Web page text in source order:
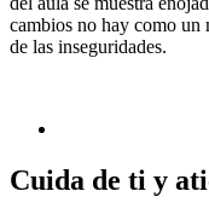
cambios no hay como un
de las inseguridades.
Cuida de ti y